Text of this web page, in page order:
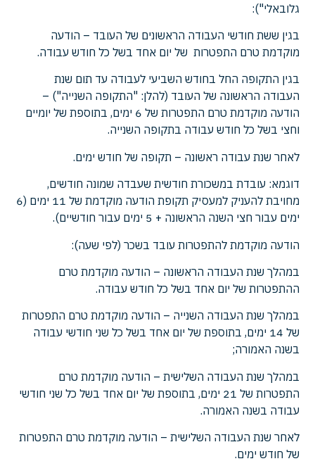
גלובאלי"):
בגין ששת חודשי העבודה הראשונים של העובד – הודעה
מוקדמת טרם התפטרות של יום אחד בשל כל חודש עבודה.
בגין התקופה החל בחודש השביעי לעבודה עד תום שנת
העבודה הראשונה של העובד (להלן: "התקופה השנייה") –
הודעה מוקדמת טרם התפטרות של 6 ימים, בתוספת של יומיים
וחצי בשל כל חודש עבודה בתקופה השנייה.
לאחר שנת עבודה ראשונה – תקופה של חודש ימים.
דוגמא: עובדת במשכורת חודשית שעבדה שמונה חודשים,
מחויבת להעניק למעסיק תקופת הודעה מוקדמת של 11 ימים (6
ימים עבור חצי השנה הראשונה + 5 ימים עבור חודשיים).
הודעה מוקדמת להתפטרות עובד בשכר (לפי שעה):
במהלך שנת העבודה הראשונה – הודעה מוקדמת טרם
ההתפטרות של יום אחד בשל כל חודש עבודה.
במהלך שנת העבודה השנייה – הודעה מוקדמת טרם התפטרות
של 14 ימים, בתוספת של יום אחד בשל כל שני חודשי עבודה
בשנה האמורה;
במהלך שנת העבודה השלישית – הודעה מוקדמת טרם
התפטרות של 21 ימים, בתוספת של יום אחד בשל כל שני חודשי
עבודה בשנה האמורה.
לאחר שנת העבודה השלישית – הודעה מוקדמת טרם התפטרות
של חודש ימים.